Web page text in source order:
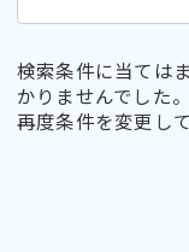
検索条件に当ては
かりませんでした。
再度条件を変更し